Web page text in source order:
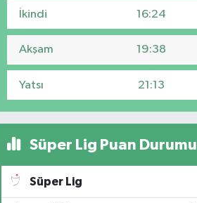
İkindi 16:24
Akşam 19:38
Yatsı 21:13
Süper Lig Puan Durumu
Süper Lig